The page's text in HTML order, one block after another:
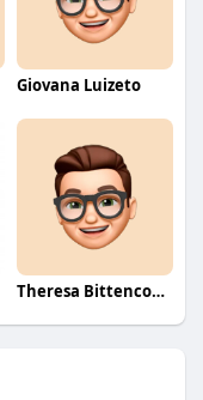
Giovana Luizeto
Theresa Bittencourt